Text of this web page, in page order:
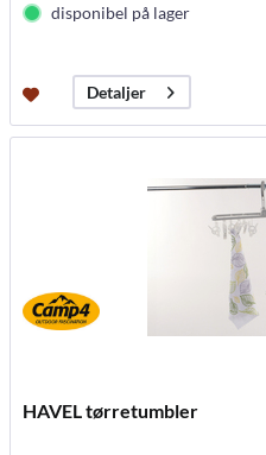
disponibel på lager
Detaljer
HAVEL tørretumbler